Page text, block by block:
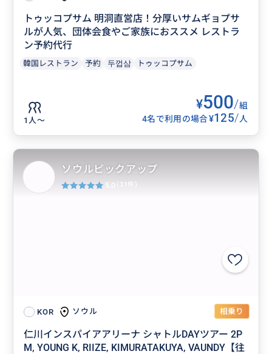
トゥッコプサム 明洞直営店！分厚いサムギョプサ
ルが人気、団体会食やご家族におススメ レストラ
ン予約代行
韓国レストラン 予約 두껍삼 トゥッコプサム
1人〜
¥500/組
4名で利用の場合¥125/人
KOR ソウル 相乗り
仁川インスパイアアリーナ シャトルDAYツアー 2P
M, YOUNG K, RIIZE, KIMURATAKUYA, VAUNDY【往
ソウルピックアップ
5.0 (31件)